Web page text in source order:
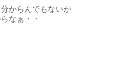
からんでもないが
なぁ・・